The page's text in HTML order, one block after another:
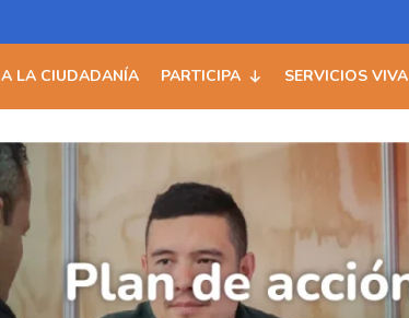
LA CIUDADANÍA PARTICIPA SERVICIOS VIVA